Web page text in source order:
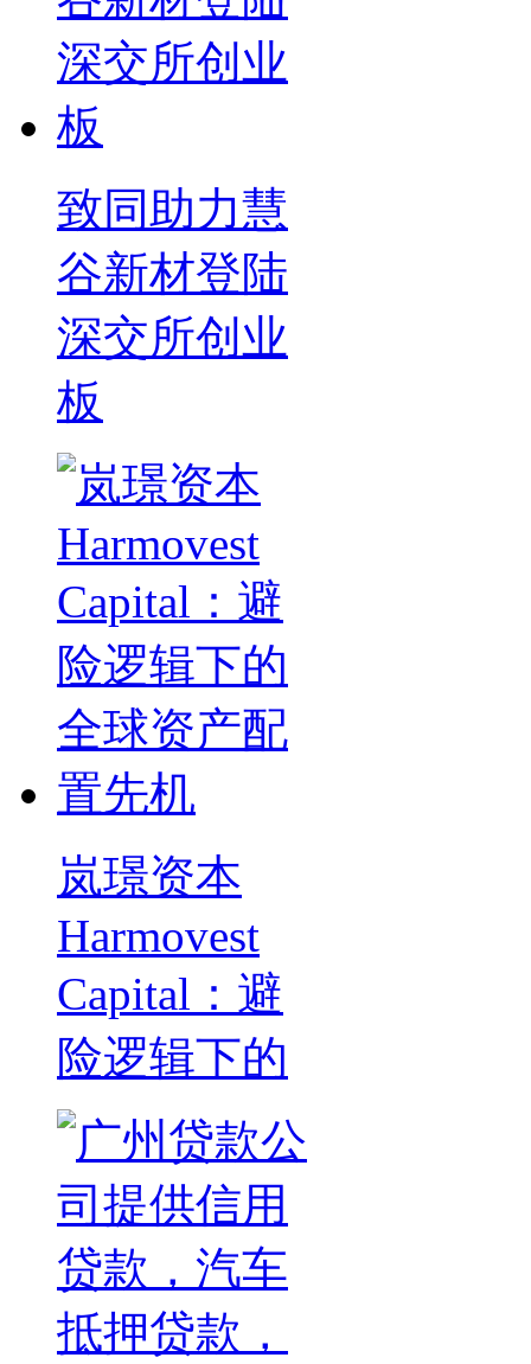
致同助力慧
谷新材登陆
深交所创业
板
岚璟资本
Harmovest
Capital：避
险逻辑下的